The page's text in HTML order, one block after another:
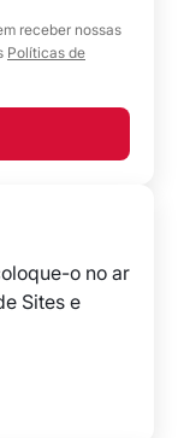
receber nossas
Políticas de
o no ar
Sites e